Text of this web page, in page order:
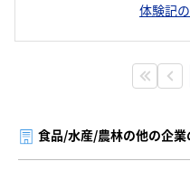
体験記
食品/水産/農林の他の企